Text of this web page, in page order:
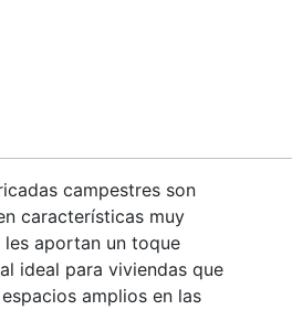
campestres son
características muy
aportan un toque
ideal para viviendas que
amplios en las